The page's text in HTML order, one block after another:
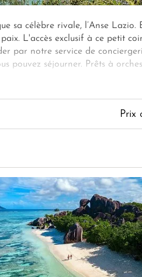
sa célèbre rivale, l’Anse Lazio.
L'accès exclusif à ce petit
par notre service de
pouvez séjourner. Prêts à
sur cette plage isolée,
Prix